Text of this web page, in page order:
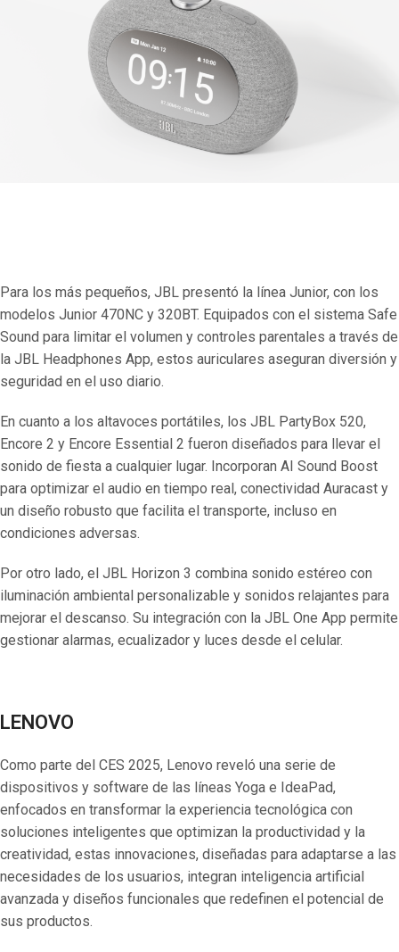
Para los más pequeños, JBL presentó la línea Junior, con los
modelos Junior 470NC y 320BT. Equipados con el sistema Safe
Sound para limitar el volumen y controles parentales a través de
la JBL Headphones App, estos auriculares aseguran diversión y
seguridad en el uso diario.
En cuanto a los altavoces portátiles, los JBL PartyBox 520,
Encore 2 y Encore Essential 2 fueron diseñados para llevar el
sonido de fiesta a cualquier lugar. Incorporan AI Sound Boost
para optimizar el audio en tiempo real, conectividad Auracast y
un diseño robusto que facilita el transporte, incluso en
condiciones adversas.
Por otro lado, el JBL Horizon 3 combina sonido estéreo con
iluminación ambiental personalizable y sonidos relajantes para
mejorar el descanso. Su integración con la JBL One App permite
gestionar alarmas, ecualizador y luces desde el celular.
LENOVO
Como parte del CES 2025, Lenovo reveló una serie de
dispositivos y software de las líneas Yoga e IdeaPad,
enfocados en transformar la experiencia tecnológica con
soluciones inteligentes que optimizan la productividad y la
creatividad, estas innovaciones, diseñadas para adaptarse a las
necesidades de los usuarios, integran inteligencia artificial
avanzada y diseños funcionales que redefinen el potencial de
sus productos.